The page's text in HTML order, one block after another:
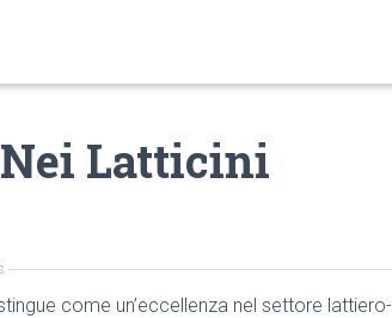
Latticini
come un’eccellenza nel settore lattiero-